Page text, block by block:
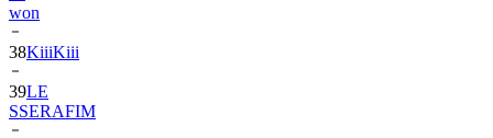
38KiiiKiii
39LE
SSERAFIM
40AHOF1